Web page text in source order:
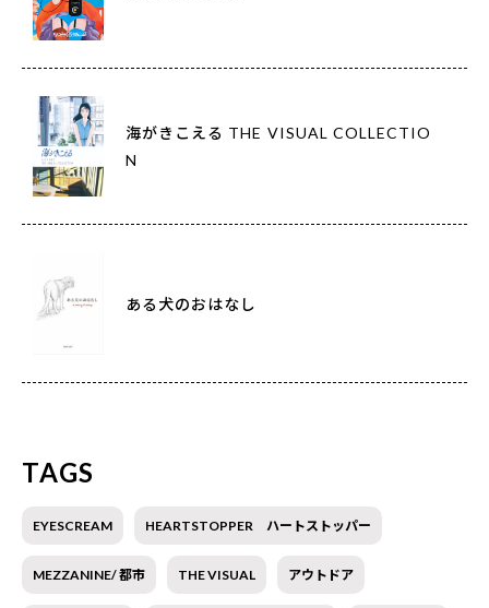
海がきこえる THE VISUAL COLLECTIO
N
ある犬のおはなし
TAGS
EYESCREAM HEARTSTOPPER ハートストッパー
MEZZANINE/ 都市 THE VISUAL アウトドア